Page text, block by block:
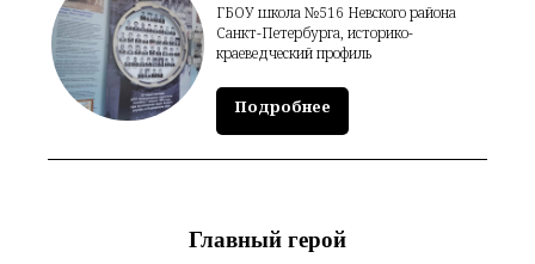
ГБОУ школа №516 Невского района
Санкт-Петербурга, историко-
краеведческий профиль
Подробнее
Главный герой